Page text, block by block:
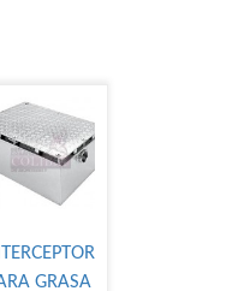
GRASA